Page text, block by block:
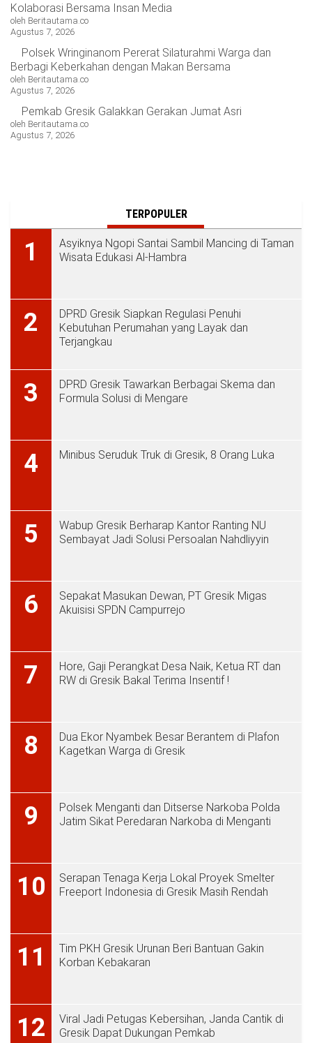
Kolaborasi Bersama Insan Media
oleh Beritautama.co
Agustus 7, 2026
Polsek Wringinanom Pererat Silaturahmi Warga dan
Berbagi Keberkahan dengan Makan Bersama
oleh Beritautama.co
Agustus 7, 2026
Pemkab Gresik Galakkan Gerakan Jumat Asri
oleh Beritautama.co
Agustus 7, 2026
TERPOPULER
1
Asyiknya Ngopi Santai Sambil Mancing di Taman
Wisata Edukasi Al-Hambra
2
DPRD Gresik Siapkan Regulasi Penuhi
Kebutuhan Perumahan yang Layak dan
Terjangkau
3
DPRD Gresik Tawarkan Berbagai Skema dan
Formula Solusi di Mengare
4 Minibus Seruduk Truk di Gresik, 8 Orang Luka
5
Wabup Gresik Berharap Kantor Ranting NU
Sembayat Jadi Solusi Persoalan Nahdliyyin
6
Sepakat Masukan Dewan, PT Gresik Migas
Akuisisi SPDN Campurrejo
7
Hore, Gaji Perangkat Desa Naik, Ketua RT dan
RW di Gresik Bakal Terima Insentif !
8
Dua Ekor Nyambek Besar Berantem di Plafon
Kagetkan Warga di Gresik
9
Polsek Menganti dan Ditserse Narkoba Polda
Jatim Sikat Peredaran Narkoba di Menganti
10
Serapan Tenaga Kerja Lokal Proyek Smelter
Freeport Indonesia di Gresik Masih Rendah
11
Tim PKH Gresik Urunan Beri Bantuan Gakin
Korban Kebakaran
12
Viral Jadi Petugas Kebersihan, Janda Cantik di
Gresik Dapat Dukungan Pemkab